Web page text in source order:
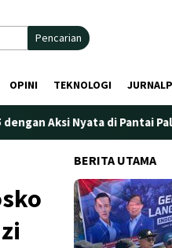
Pencarian
OPINI TEKNOLOGI
di Pantai Palippis:
BERITA UTAMA